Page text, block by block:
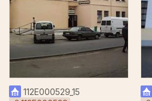
112Е000529_15